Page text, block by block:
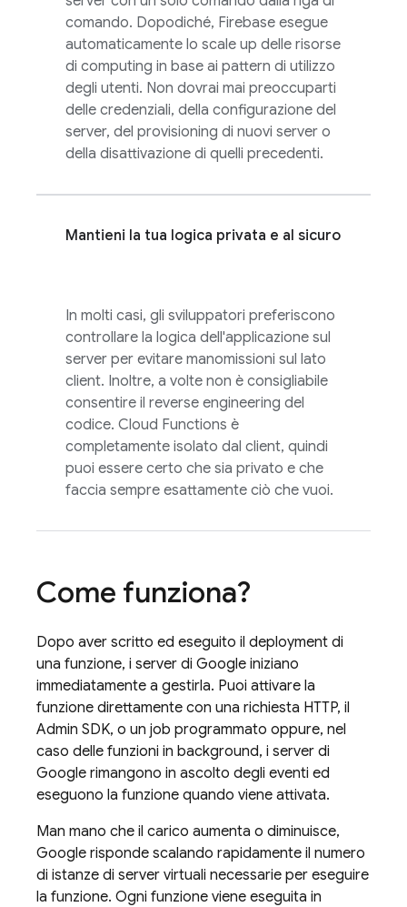
comando. Dopodiché, Firebase esegue
automaticamente lo scale up delle risorse
di computing in base ai pattern di utilizzo
degli utenti. Non dovrai mai preoccuparti
delle credenziali, della configurazione del
server, del provisioning di nuovi server o
della disattivazione di quelli precedenti.
Mantieni la tua logica privata e al sicuro
In molti casi, gli sviluppatori preferiscono
controllare la logica dell'applicazione sul
server per evitare manomissioni sul lato
client. Inoltre, a volte non è consigliabile
consentire il reverse engineering del
codice. Cloud Functions è
completamente isolato dal client, quindi
puoi essere certo che sia privato e che
faccia sempre esattamente ciò che vuoi.
Come funziona?
Dopo aver scritto ed eseguito il deployment di
una funzione, i server di Google iniziano
immediatamente a gestirla. Puoi attivare la
funzione direttamente con una richiesta HTTP, il
Admin SDK, o un job programmato oppure, nel
caso delle funzioni in background, i server di
Google rimangono in ascolto degli eventi ed
eseguono la funzione quando viene attivata.
Man mano che il carico aumenta o diminuisce,
Google risponde scalando rapidamente il numero
di istanze di server virtuali necessarie per eseguire
la funzione. Ogni funzione viene eseguita in